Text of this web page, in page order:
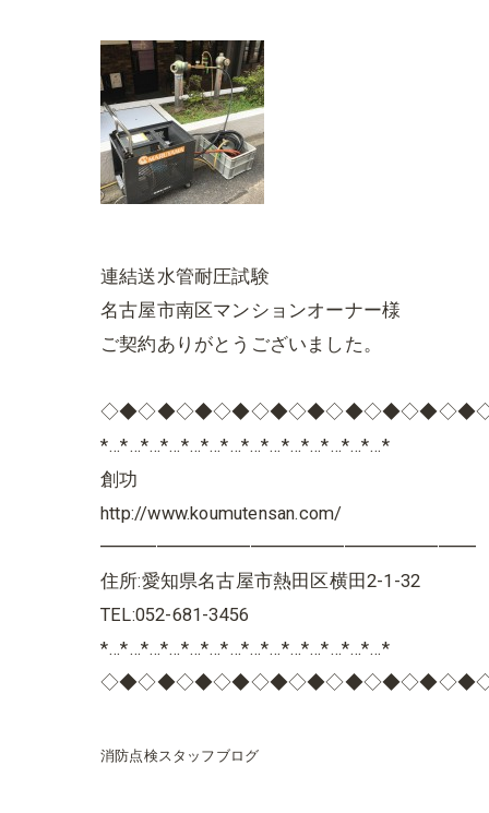
連結送水管耐圧試験
名古屋市南区マンションオーナー様
ご契約ありがとうございました。
*…*…*…*…*…*…*…*…*…*…*…*…*…*…*
創功
http://www.koumutensan.com/
━━━━━━━━━━━━━━━━━━━━
住所:愛知県名古屋市熱田区横田2-1-32
TEL:052-681-3456
*…*…*…*…*…*…*…*…*…*…*…*…*…*…*
消防点検スタッフブログ